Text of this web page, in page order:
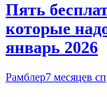
Пять
которые
январь 2026
Рамблер7 месяцев